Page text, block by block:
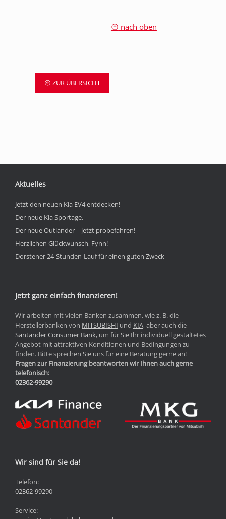
nach oben
ZUR ÜBERSICHT
Aktuelles
Jetzt den neuen Kia EV4 entdecken!
Der neue Kia Sportage.
Der neue Outlander – jetzt probefahren!
Herzlichen Glückwunsch, Fynn!
Dorstener 24-Stunden-Lauf für einen guten Zweck
Jetzt ganz einfach finanzieren!
Wir arbeiten mit vielen Banken zusammen, wie z. B. die
Herstellerbanken von MITSUBISHI und KIA, aber auch die
Santander Consumer Bank, um für Sie Ihr individuell gestaltetes
Angebot mit attraktiven Konditionen und Bedingungen zu
finden. Bitte sprechen Sie uns für eine Beratung gerne an!
Fragen zur Finanzierung beantworten wir Ihnen auch gerne
telefonisch:
02362-99290
Wir sind für Sie da!
Telefon:
02362-99290
Service: